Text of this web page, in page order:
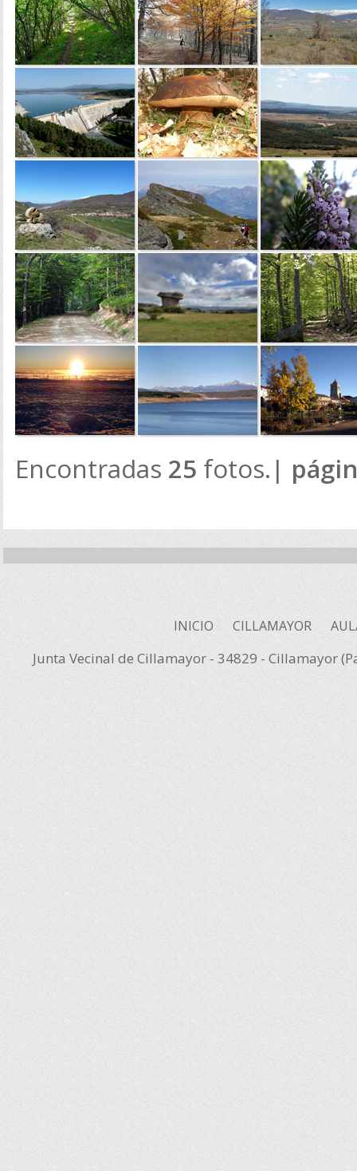
Encontradas 25 fotos.|
INICIO CILLAMAYOR
Junta Vecinal de Cillamayor - 34829 - Cillamayor